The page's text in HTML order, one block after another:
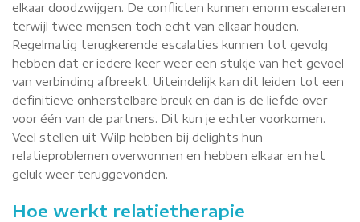
elkaar doodzwijgen. De conflicten kunnen enorm escaleren
terwijl twee mensen toch echt van elkaar houden.
Regelmatig terugkerende escalaties kunnen tot gevolg
hebben dat er iedere keer weer een stukje van het gevoel
van verbinding afbreekt. Uiteindelijk kan dit leiden tot een
definitieve onherstelbare breuk en dan is de liefde over
voor één van de partners. Dit kun je echter voorkomen.
Veel stellen uit Wilp hebben bij delights hun
relatieproblemen overwonnen en hebben elkaar en het
geluk weer teruggevonden.
Hoe werkt relatietherapie